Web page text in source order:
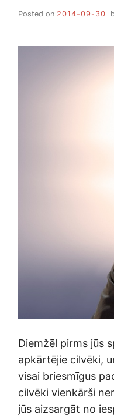
Posted on 2014-09-30
Diemžēl pirms jūs
apkārtējie cilvēki,
visai briesmīgus
cilvēki vienkārši
jūs aizsargāt no